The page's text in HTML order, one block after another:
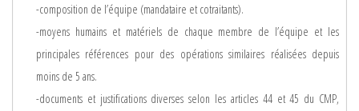
-composition de l’équipe (mandataire et cotraitants).
-moyens humains et matériels de chaque membre de l’équipe et les
principales références pour des opérations similaires réalisées depuis
moins de 5 ans.
-documents et justifications diverses selon les articles 44 et 45 du CMP,